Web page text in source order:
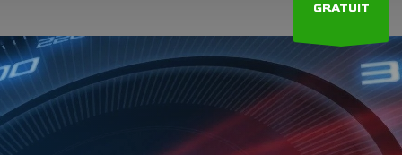
GRATUIT